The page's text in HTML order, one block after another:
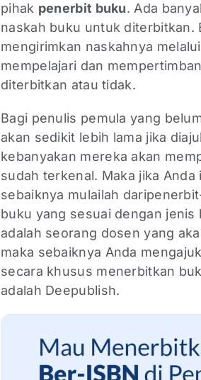
pihak penerbit buku. Ada
naskah buku untuk diterbitkan.
mengirimkan naskahnya
mempelajari dan
diterbitkan atau tidak.
Bagi penulis pemula yang
akan sedikit lebih lama jika
kebanyakan mereka akan
sudah terkenal. Maka jika
sebaiknya mulailah
buku yang sesuai dengan
adalah seorang dosen yang
maka sebaiknya Anda
secara khusus menerbitkan
adalah Deepublish.